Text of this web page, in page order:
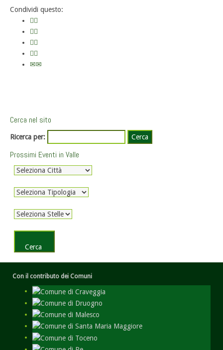
Condividi questo:
Cerca nel sito
Ricerca per:
Prossimi Eventi in Valle
Con il contributo dei Comuni